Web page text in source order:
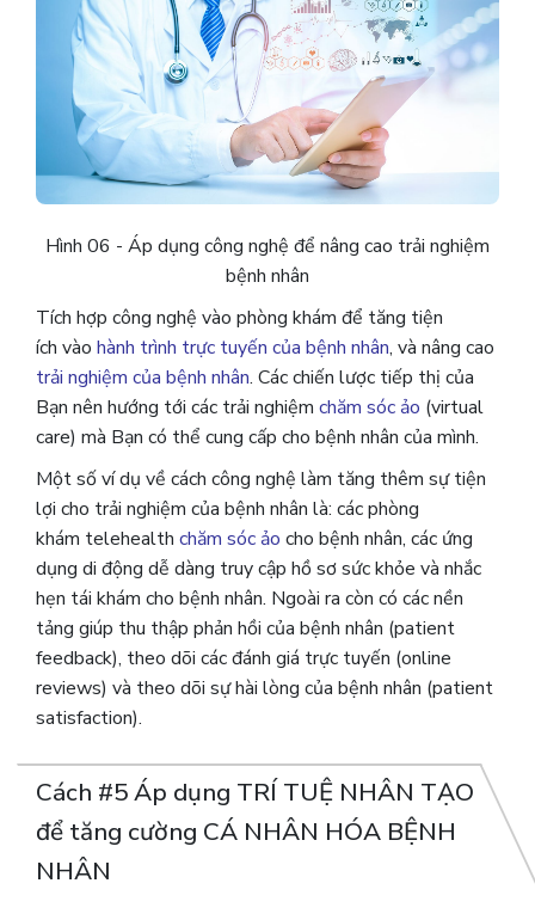
Hình 06 - Áp dụng công nghệ để nâng cao trải nghiệm
bệnh nhân
Tích hợp công nghệ vào phòng khám để tăng tiện
ích vàohành trình trực tuyến của bệnh nhân, và nâng cao
trải nghiệm của bệnh nhân. Các chiến lược tiếp thị của
Bạn nên hướng tới các trải nghiệmchăm sóc ảo (virtual
care) mà Bạn có thể cung cấp cho bệnh nhân của mình.
Một số ví dụ về cách công nghệ làm tăng thêm sự tiện
lợi cho trải nghiệm của bệnh nhân là: các phòng
khám telehealthchăm sóc ảo cho bệnh nhân, các ứng
dụng di động dễ dàng truy cập hồ sơ sức khỏe và nhắc
hẹn tái khám cho bệnh nhân. Ngoài ra còn có các nền
tảng giúp thu thập phản hồi của bệnh nhân (patient
feedback), theo dõi các đánh giá trực tuyến (online
reviews) và theo dõi sự hài lòng của bệnh nhân (patient
satisfaction).
Cách #5 Áp dụng TRÍ TUỆ NHÂN TẠO
để tăng cường CÁ NHÂN HÓA BỆNH
NHÂN